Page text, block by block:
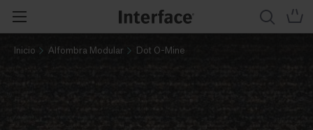
Inicio Alfombra Modular Dot O-Mine